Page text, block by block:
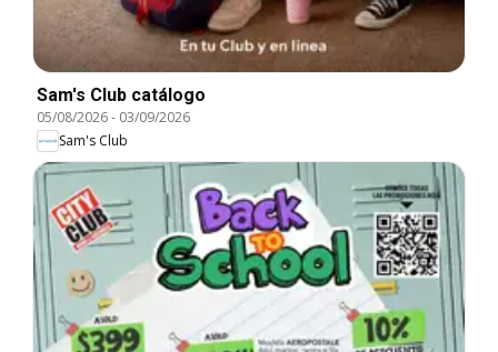
Sam's Club catálogo
05/08/2026- 03/09/2026
Sam's Club